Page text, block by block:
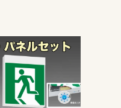
器
・50
ザ
）